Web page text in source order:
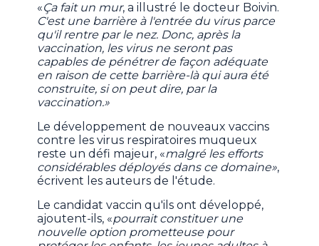
«Ça fait un mur, a illustré le docteur Boivin.
C'est une barrière à l'entrée du virus parce
qu'il rentre par le nez. Donc, après la
vaccination, les virus ne seront pas
capables de pénétrer de façon adéquate
en raison de cette barrière-là qui aura été
construite, si on peut dire, par la
vaccination.»
Le développement de nouveaux vaccins
contre les virus respiratoires muqueux
reste un défi majeur, «malgré les efforts
considérables déployés dans ce domaine»,
écrivent les auteurs de l'étude.
Le candidat vaccin qu'ils ont développé,
ajoutent-ils, «pourrait constituer une
nouvelle option prometteuse pour